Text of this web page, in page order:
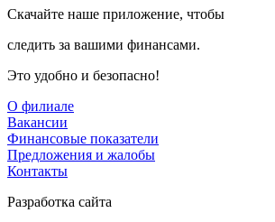
Скачайте наше приложение, чтобы
следить за вашими финансами.
Это удобно и безопасно!
О филиале
Вакансии
Финансовые показатели
Предложения и жалобы
Контакты
Разработка сайта